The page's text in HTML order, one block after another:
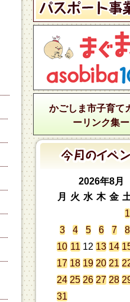
かごしま市子育て
ーリンク集ー
2026年8月
月
火 水 木 金
1
3
4 5 6 7 8
10 11 12 13 14
17 18 19 20 21
24 25 26 27 28
31